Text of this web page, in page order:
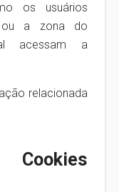
os usuários
a zona do
acessam a
relacionada